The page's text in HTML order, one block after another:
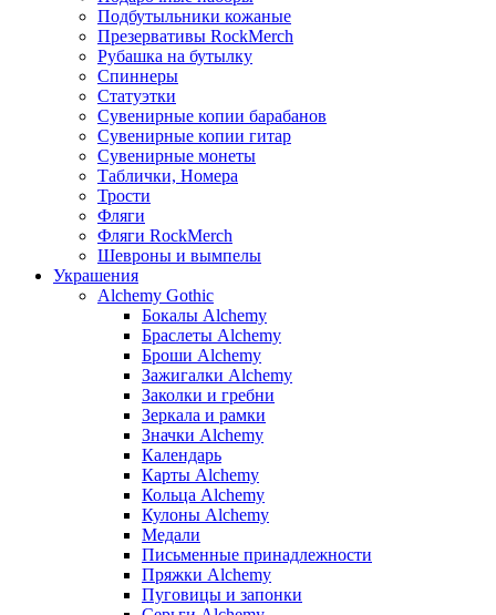
Подбутыльники кожаные
Презервативы RockMerch
Рубашка на бутылку
Спиннеры
Статуэтки
Сувенирные копии барабанов
Сувенирные копии гитар
Сувенирные монеты
Таблички, Номера
Трости
Фляги
Фляги RockMerch
Шевроны и вымпелы
Украшения
Alchemy Gothic
Бокалы Alchemy
Браслеты Alchemy
Броши Alchemy
Зажигалки Alchemy
Заколки и гребни
Зеркала и рамки
Значки Alchemy
Календарь
Карты Alchemy
Кольца Alchemy
Кулоны Alchemy
Медали
Письменные принадлежности
Пряжки Alchemy
Пуговицы и запонки